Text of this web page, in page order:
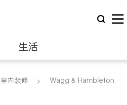
生活
律师
室内装修
Wagg & Hambleton